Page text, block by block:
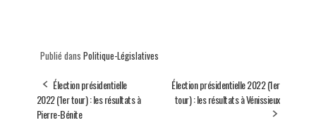
Publié dans Politique-Législatives
Élection présidentielle
2022 (1er tour) : les résultats à
Pierre-Bénite
Élection présidentielle 2022 (1er
tour) : les résultats à Vénissieux